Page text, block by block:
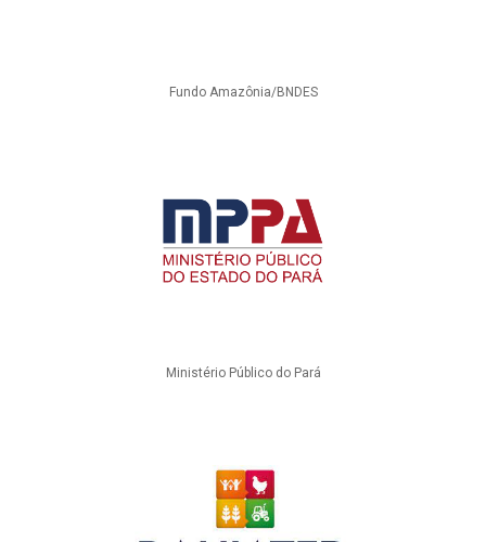
Fundo Amazônia/BNDES
Ministério Público do Pará